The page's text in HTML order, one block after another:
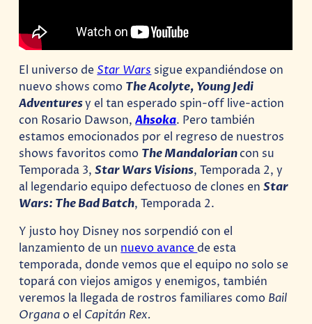
El universo de Star Wars sigue expandiéndose on
nuevo shows como The Acolyte, Young Jedi
Adventuresy el tan esperado spin-off live-action
con Rosario Dawson,Ahsoka. Pero también
estamos emocionados por el regreso de nuestros
shows favoritos como The Mandaloriancon su
Temporada 3,Star Wars Visions, Temporada 2, y
al legendario equipo defectuoso de clones enStar
Wars: The Bad Batch, Temporada 2.
Y justo hoy Disney nos sorpendió con el
lanzamiento de un nuevo avancede esta
temporada, donde vemos que el equipo no solo se
topará con viejos amigos y enemigos, también
veremos la llegada de rostros familiares como Bail
Organao el Capitán Rex.